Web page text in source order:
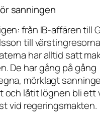
sanningen
från IB-affären till
till
har alltid satt
De har gång på gång
mörklagt
och låtit lögnen bli ett
vid regeringsmakten.